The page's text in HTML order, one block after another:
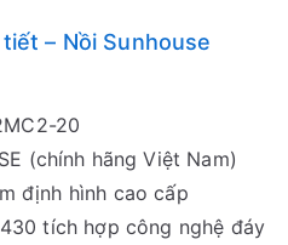
– Nồi Sunhouse
20
(chính hãng Việt Nam)
định hình cao cấp
tích hợp công nghệ đáy